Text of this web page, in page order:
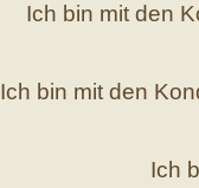
Ich bin mit den
Ich bin mit den
Ich